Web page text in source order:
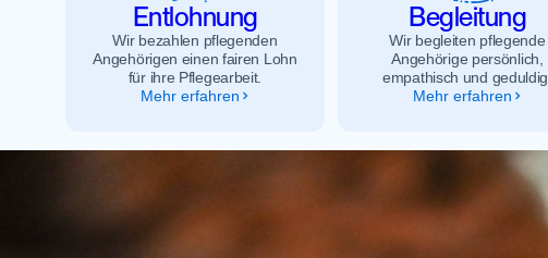
Entlohnung
Wir bezahlen pflegenden
Angehörigen einen fairen Lohn
für ihre Pflegearbeit.
Mehr erfahren
Begleitung
Wir begleiten pflegende
Angehörige persönlich,
empathisch und geduldig.
Mehr erfahren